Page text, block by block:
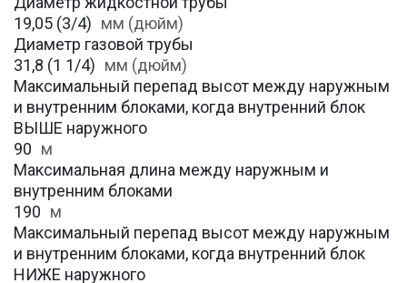
19,05 (3/4) мм (дюйм)
Диаметр газовой трубы
31,8 (1 1/4) мм (дюйм)
Максимальный перепад высот между наружным
и внутренним блоками, когда внутренний блок
ВЫШЕ наружного
90 м
Максимальная длина между наружным и
внутренним блоками
190 м
Максимальный перепад высот между наружным
и внутренним блоками, когда внутренний блок
НИЖЕ наружного